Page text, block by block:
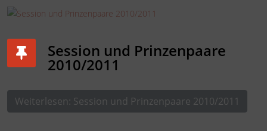
Session und Prinzenpaare
2010/2011
Weiterlesen: Session und Prinzenpaare 2010/2011